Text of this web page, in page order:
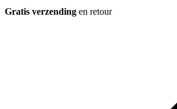
Gratis verzending en retour